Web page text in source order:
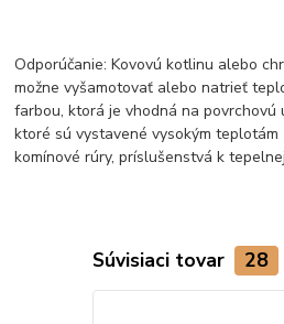
Odporúčanie: Kovovú kotlinu alebo
možne vyšamotovať alebo natrieť
farbou, ktorá je vhodná na povrchovú
ktoré sú vystavené vysokým teplotám
komínové rúry, príslušenstvá k
Súvisiaci tovar 28